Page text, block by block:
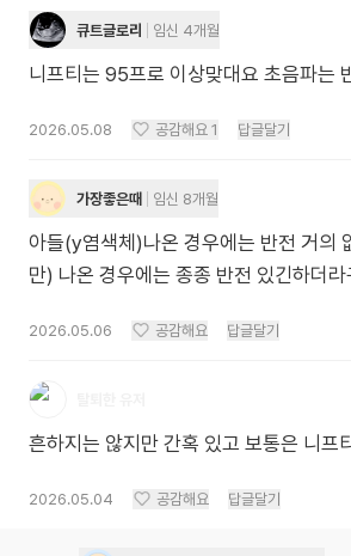
큐트글로리 임신 4개월
니프티는 95프로 이상맞대요 초음파는
2026.05.08 공감해요 1 답글달기
가장좋은때 임신 8개월
아들(y염색체)나온 경우에는 반전 거의
만) 나온 경우에는 종종 반전 있긴하더
2026.05.06 공감해요 답글달기
흔하지는 않지만 간혹 있고 보통은 니프
2026.05.04 공감해요 답글달기